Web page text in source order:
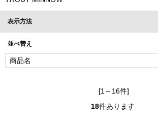
表示方法
並べ替え
[1～16件]
18件あります